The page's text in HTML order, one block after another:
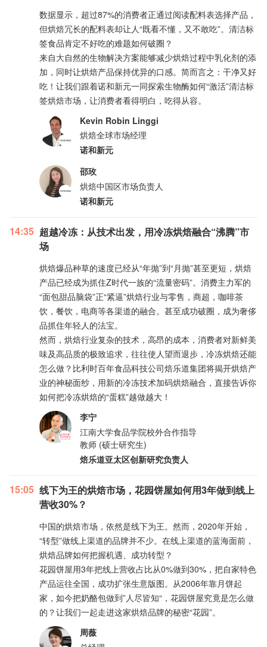
数据显示，超过87%的消费者正通过阅读配料表选择产品，
但烘焙冗长的配料表却让人“既看不懂，又不敢吃”。清洁标
签食品肯定不好吃的难题如何破圈？
来自大自然的生物解决方案能够减少烘焙过程中乳化剂的添
加，同时让烘焙产品保持优异的口感。简而言之：干净又好
吃！让我们跟着诺和新元一同探索生物酶如何“激活”清洁标
签烘焙市场，让消费者看得明白，吃得从容。
Kevin Robin Linggi
烘焙全球市场经理
诺和新元
邵玫
烘焙中国区市场负责人
诺和新元
14:35 超越冷冻：从技术出发，用冷冻烘焙融合“沸腾”市
场
烘焙爆品种草的速度已经从“年抛”到“月抛”甚至更短，烘焙
产品已经成为抓住Z时代一族的“流量密码”。消费主力军的
“面包甜品脑袋”正“紧逼”烘焙行业与零售，商超，咖啡茶
饮，餐饮，电商等各渠道的融合。甚至成功破圈，成为奢侈
品抓住年轻人的法宝。
然而，烘焙行业复杂的技术，高昂的成本，消费者对新鲜美
味及高品质的极致追求，往往使人望而退步，冷冻烘焙还能
怎么做？比利时百年食品科技公司焙乐道集团将揭开烘焙产
业的神秘面纱，用新的冷冻技术加码烘焙融合，直接告诉你
如何把冷冻烘焙的“蛋糕”越做越大！
李宁
江南大学食品学院校外合作指导
教师 (硕士研究生)
焙乐道亚太区创新研究负责人
15:05 线下为王的烘焙市场，花园饼屋如何用3年做到线上
营收30%？
中国的烘焙市场，依然是线下为王。然而，2020年开始，
“转型”做线上渠道的品牌并不少。在线上渠道的蓝海面前，
烘焙品牌如何把握机遇、成功转型？
花园饼屋用3年把线上营收占比从0%做到30%，把自家特色
产品运往全国，成功扩张生意版图。从2006年靠月饼起
家，如今把奶酪包做到”人尽皆知“，花园饼屋究竟是怎么做
的？让我们一起走进这家烘焙品牌的秘密“花园”。
周薇